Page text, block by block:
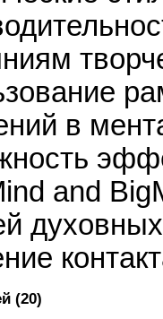
в
and
(20)